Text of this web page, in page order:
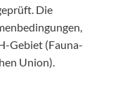
Die
Gebiet (Fauna-
Union).